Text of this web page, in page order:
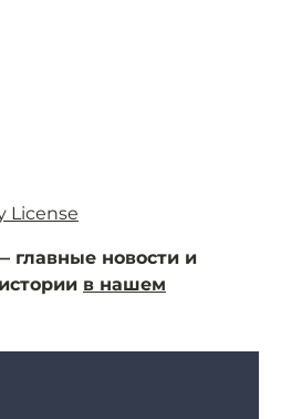
License
новости и
в нашем